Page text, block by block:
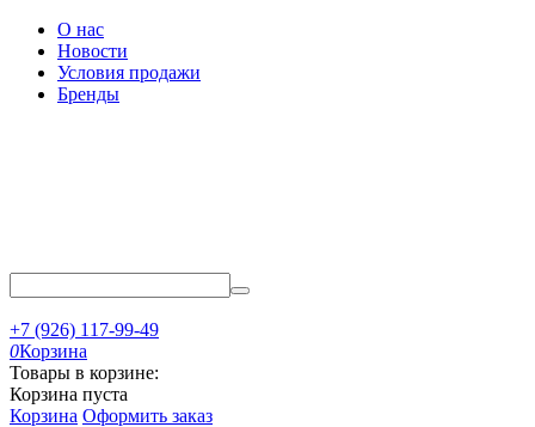
О нас
Новости
Условия продажи
Бренды
+7 (926) 117-99-49
0Корзина
Товары в корзине:
Корзина пуста
Корзина Оформить заказ